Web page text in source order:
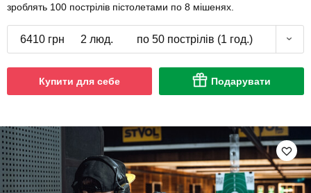
зроблять 100 пострілів пістолетами по 8 мішенях.
6410 грн 2 люд. по 50 пострілів (1 год.)
Купити для себе Подарувати